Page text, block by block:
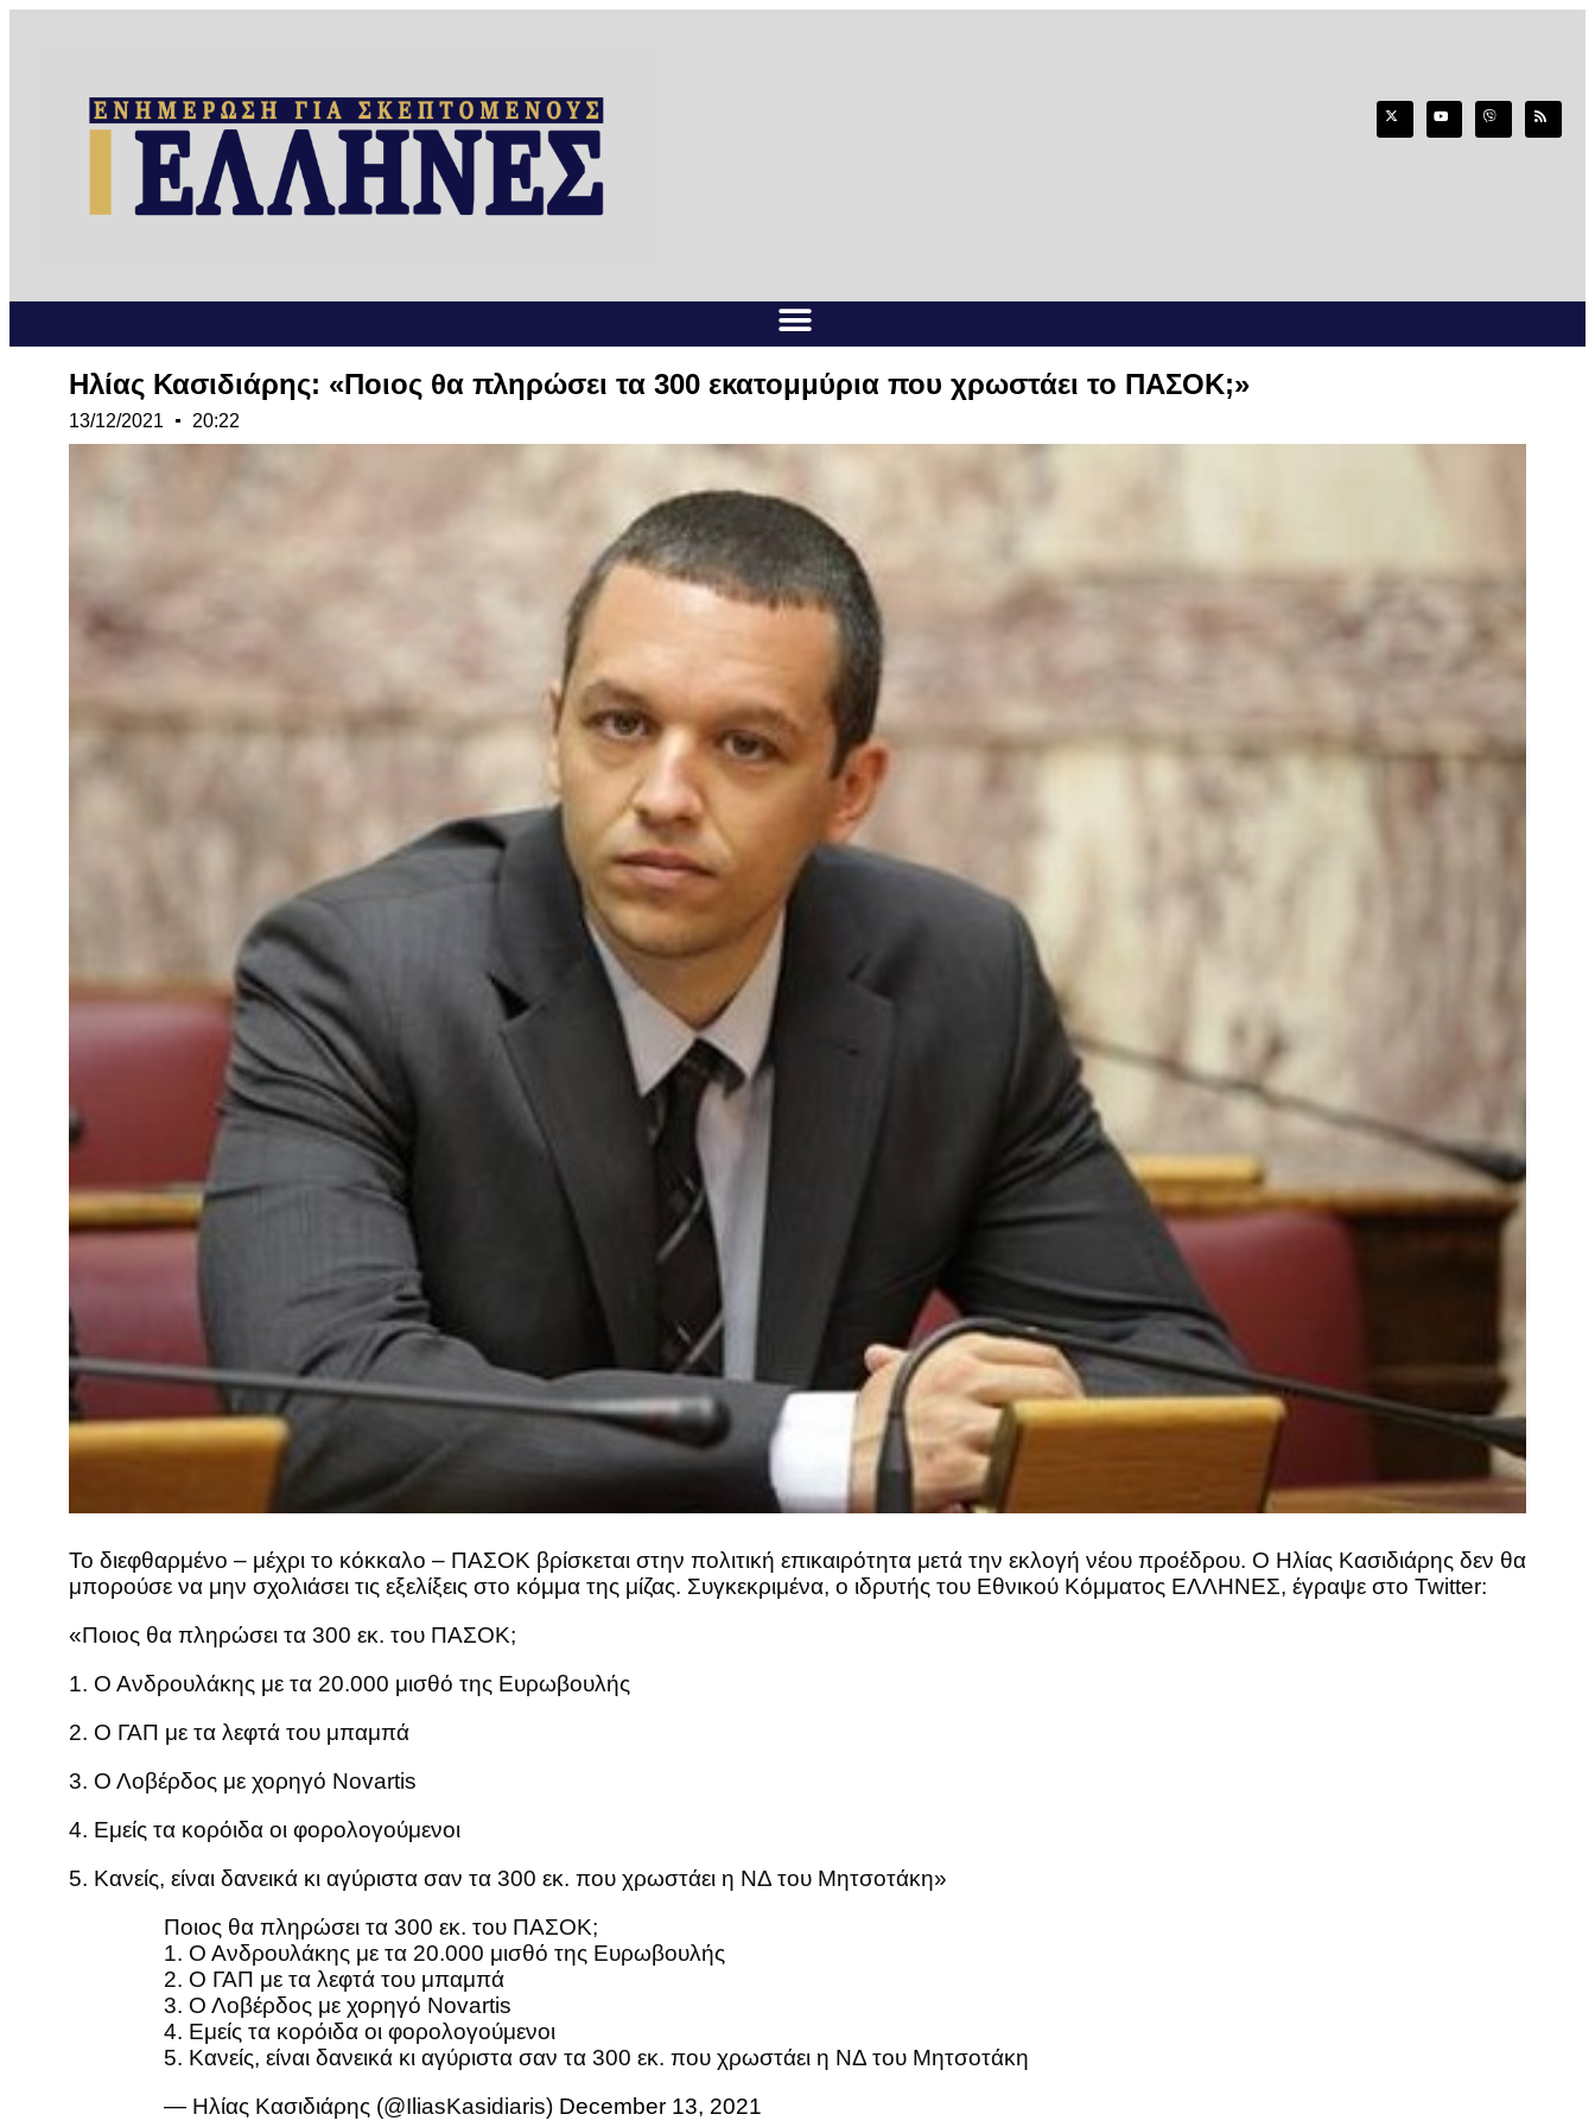
Ηλίας Κασιδιάρης: «Ποιος θα πληρώσει τα 300 εκατομμύρια που χρωστάει το ΠΑΣΟΚ;»
13/12/2021 20:22
Το διεφθαρμένο – μέχρι το κόκκαλο – ΠΑΣΟΚ βρίσκεται στην πολιτική επικαιρότητα μετά την εκλογή νέου προέδρου. Ο Ηλίας Κασιδιάρης δεν θα
μπορούσε να μην σχολιάσει τις εξελίξεις στο κόμμα της μίζας. Συγκεκριμένα, ο ιδρυτής του Εθνικού Κόμματος ΕΛΛΗΝΕΣ, έγραψε στο Twitter:
«Ποιος θα πληρώσει τα 300 εκ. του ΠΑΣΟΚ;
1. Ο Ανδρουλάκης με τα 20.000 μισθό της Ευρωβουλής
2. Ο ΓΑΠ με τα λεφτά του μπαμπά
3. Ο Λοβέρδος με χορηγό Novartis
4. Εμείς τα κορόιδα οι φορολογούμενοι
5. Κανείς, είναι δανεικά κι αγύριστα σαν τα 300 εκ. που χρωστάει η ΝΔ του Μητσοτάκη»
Ποιος θα πληρώσει τα 300 εκ. του ΠΑΣΟΚ;
1. Ο Ανδρουλάκης με τα 20.000 μισθό της Ευρωβουλής
2. Ο ΓΑΠ με τα λεφτά του μπαμπά
3. Ο Λοβέρδος με χορηγό Novartis
4. Εμείς τα κορόιδα οι φορολογούμενοι
5. Κανείς, είναι δανεικά κι αγύριστα σαν τα 300 εκ. που χρωστάει η ΝΔ του Μητσοτάκη
— Ηλίας Κασιδιάρης (@IliasKasidiaris) December 13, 2021